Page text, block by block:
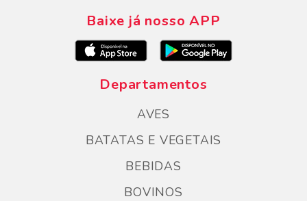
Baixe já nosso APP
Departamentos
AVES
BATATAS E VEGETAIS
BEBIDAS
BOVINOS